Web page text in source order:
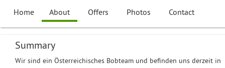
Home About Offers Photos Contact
Summary
Wir sind ein Österreichisches Bobteam und befinden uns derzeit in